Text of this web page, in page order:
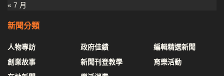
« 7 月
新聞分類
人物專訪
創業故事
政府佳績
新聞刊登教學
編輯精選新聞
育樂活動